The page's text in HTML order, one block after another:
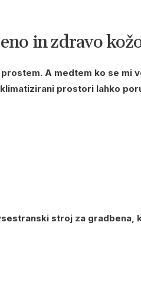
in zdravo
A medtem ko se
prostori lahko
stroj za gradbena,